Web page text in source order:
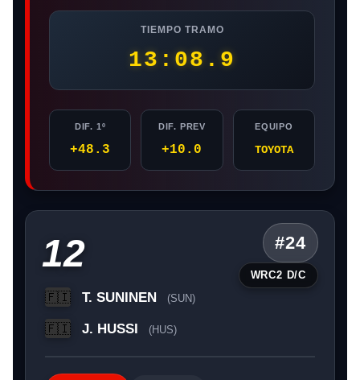
TIEMPO TRAMO
13:08.9
DIF. 1º
+48.3
DIF. PREV
+10.0
EQUIPO
TOYOTA
12 #24
WRC2 D/C
🇫🇮 T. SUNINEN (SUN)
🇫🇮 J. HUSSI (HUS)